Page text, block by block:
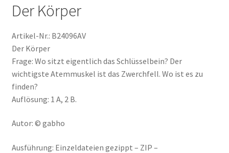
Der Körper
Artikel-Nr.: B24096AV
Der Körper
Frage: Wo sitzt eigentlich das Schlüsselbein? Der
wichtigste Atemmuskel ist das Zwerchfell. Wo ist es zu
finden?
Auflösung: 1 A, 2 B.
Autor: © gabho
Ausführung: Einzeldateien gezippt – ZIP –